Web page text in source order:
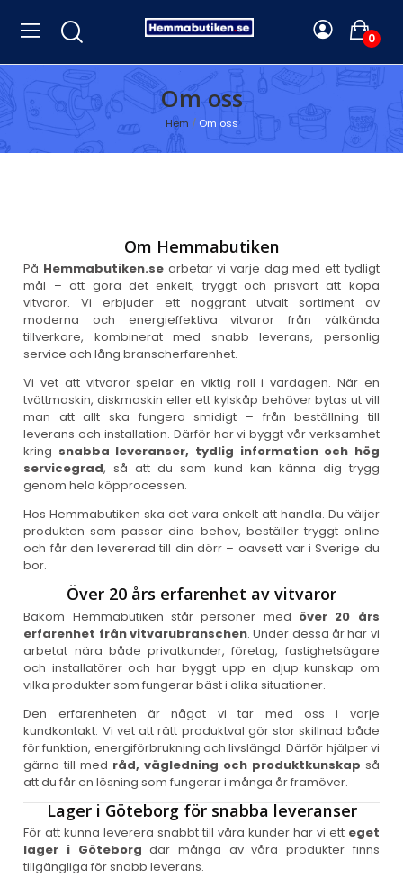
0
Om oss
Hem Om oss
Om Hemmabutiken
På Hemmabutiken.searbetar vi varje dag med ett tydligt
mål – att göra det enkelt, tryggt och prisvärt att köpa
vitvaror. Vi erbjuder ett noggrant utvalt sortiment av
moderna och energieffektiva vitvaror från välkända
tillverkare, kombinerat med snabb leverans, personlig
service och lång branscherfarenhet.
Vi vet att vitvaror spelar en viktig roll i vardagen. När en
tvättmaskin, diskmaskin eller ett kylskåp behöver bytas ut vill
man att allt ska fungera smidigt – från beställning till
leverans och installation. Därför har vi byggt vår verksamhet
kring snabba leveranser, tydlig information och hög
servicegrad, så att du som kund kan känna dig trygg
genom hela köpprocessen.
Hos Hemmabutiken ska det vara enkelt att handla. Du väljer
produkten som passar dina behov, beställer tryggt online
och får den levererad till din dörr – oavsett var i Sverige du
bor.
Över 20 års erfarenhet av vitvaror
Bakom Hemmabutiken står personer med över 20 års
erfarenhet från vitvarubranschen. Under dessa år har vi
arbetat nära både privatkunder, företag, fastighetsägare
och installatörer och har byggt upp en djup kunskap om
vilka produkter som fungerar bäst i olika situationer.
Den erfarenheten är något vi tar med oss i varje
kundkontakt. Vi vet att rätt produktval gör stor skillnad både
för funktion, energiförbrukning och livslängd. Därför hjälper vi
gärna till med råd, vägledning och produktkunskap så
att du får en lösning som fungerar i många år framöver.
Lager i Göteborg för snabba leveranser
För att kunna leverera snabbt till våra kunder har vi ett eget
lager i Göteborg där många av våra produkter finns
tillgängliga för snabb leverans.